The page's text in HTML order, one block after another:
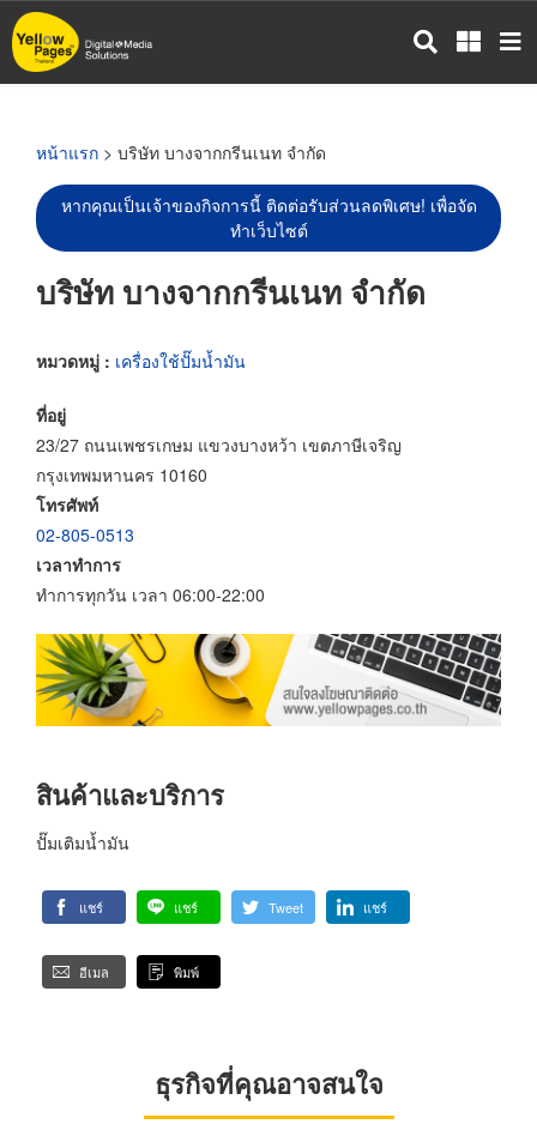
ข้าม
ไป
หน้าแรก > บริษัท บางจากกรีนเนท จำกัด
หากคุณเป็นเจ้าของกิจการนี้ ติดต่อรับส่วนลดพิเศษ! เพื่อจัด
ทำเว็บไซต์
บริษัท บางจากกรีนเนท จำกัด
หมวดหมู่ : เครื่องใช้ปั๊มน้ำมัน
ที่อยู่
23/27 ถนนเพชรเกษม แขวงบางหว้า เขตภาษีเจริญ
กรุงเทพมหานคร 10160
โทรศัพท์
02-805-0513
เวลาทำการ
ทำการทุกวัน เวลา 06:00-22:00
สินค้าและบริการ
ปั๊มเติมน้ำมัน
แชร์ แชร์ Tweet แชร์
อีเมล พิมพ์
ธุรกิจที่คุณอาจสนใจ